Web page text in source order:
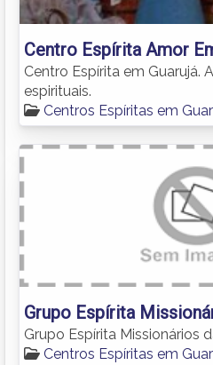
Centro Espírita Amor
Centro Espírita em Guarujá.
espirituais.
Centros Espíritas em
Grupo Espírita
Grupo Espírita Missionários
Centros Espíritas em